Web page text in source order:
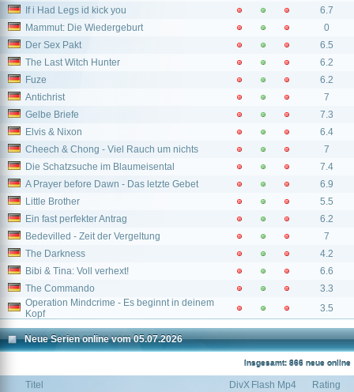
If i Had Legs id kick you
6.7
Mammut: Die Wiedergeburt
0
Der Sex Pakt
6.5
The Last Witch Hunter
6.2
Fuze
6.2
Antichrist
7
Gelbe Briefe
7.3
Elvis & Nixon
6.4
Cheech & Chong - Viel Rauch um nichts
7
Die Schatzsuche im Blaumeisental
7.4
A Prayer before Dawn - Das letzte Gebet
6.9
Little Brother
5.5
Ein fast perfekter Antrag
6.2
Bedevilled - Zeit der Vergeltung
7
The Darkness
4.2
Bibi & Tina: Voll verhext!
6.6
The Commando
3.3
Operation Mindcrime - Es beginnt in deinem
Kopf
3.5
Neue Serien online vom 05.07.2026
Insgesamt: 866 neue online
Titel DivX Flash Mp4
Rating